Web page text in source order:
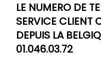
LE NUMERO DE
SERVICE CLIENT
DEPUIS LA
01.046.03.72